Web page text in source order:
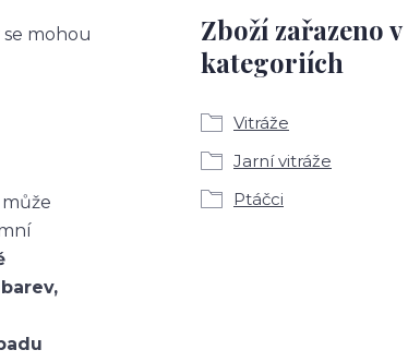
mohou
Zboží zařazeno v
kategoriích
Vitráže
Jarní vitráže
Ptáčci